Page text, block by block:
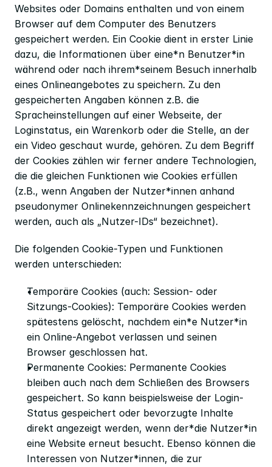
Websites oder Domains enthalten und von einem
Browser auf dem Computer des Benutzers
gespeichert werden. Ein Cookie dient in erster Linie
dazu, die Informationen über eine*n Benutzer*in
während oder nach ihrem*seinem Besuch innerhalb
eines Onlineangebotes zu speichern. Zu den
gespeicherten Angaben können z.B. die
Spracheinstellungen auf einer Webseite, der
Loginstatus, ein Warenkorb oder die Stelle, an der
ein Video geschaut wurde, gehören. Zu dem Begriff
der Cookies zählen wir ferner andere Technologien,
die die gleichen Funktionen wie Cookies erfüllen
(z.B., wenn Angaben der Nutzer*innen anhand
pseudonymer Onlinekennzeichnungen gespeichert
werden, auch als „Nutzer-IDs“ bezeichnet).
Die folgenden Cookie-Typen und Funktionen
werden unterschieden:
Temporäre Cookies (auch: Session- oder
Sitzungs-Cookies): Temporäre Cookies werden
spätestens gelöscht, nachdem ein*e Nutzer*in
ein Online-Angebot verlassen und seinen
Browser geschlossen hat.
Permanente Cookies: Permanente Cookies
bleiben auch nach dem Schließen des Browsers
gespeichert. So kann beispielsweise der Login-
Status gespeichert oder bevorzugte Inhalte
direkt angezeigt werden, wenn der*die Nutzer*in
eine Website erneut besucht. Ebenso können die
Interessen von Nutzer*innen, die zur